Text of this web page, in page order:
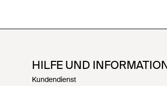
HILFE UND
Kundendienst